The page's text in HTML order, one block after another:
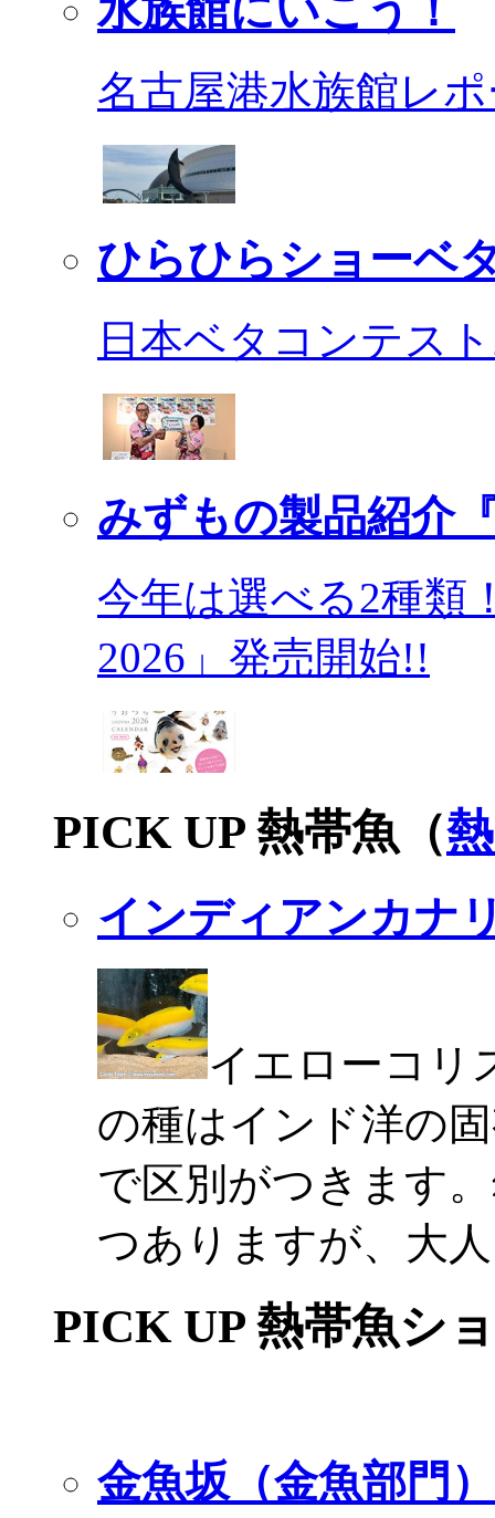
水族館にいこう！
名古屋港水族館レ
ひらひらショーベ
日本ベタコンテス
みずもの製品紹介
今年は選べる2種類
2026」発売開始!!
PICK UP 熱帯魚（
インディアンカナ
イエローコリ
の種はインド洋の
で区別がつきます
つありますが、大
PICK UP 熱帯魚シ
金魚坂（金魚部門）